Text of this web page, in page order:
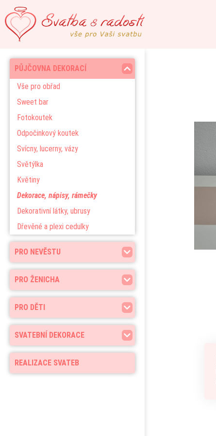
PŮJČOVNA DEKORACÍ
Vše pro obřad
Sweet bar
Fotokoutek
Odpočinkový koutek
Svícny, lucerny, vázy
Světýlka
Květiny
Dekorace, nápisy, rámečky
Dekorativní látky, ubrusy
Dřevěné a plexi cedulky
PRO NEVĚSTU
PRO ŽENICHA
PRO DĚTI
SVATEBNÍ DEKORACE
REALIZACE SVATEB